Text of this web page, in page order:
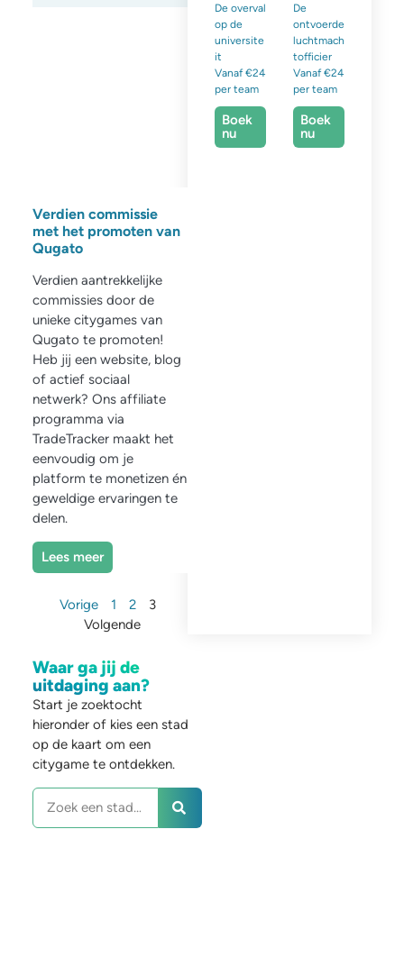
Verdien commissie
met het promoten van
Qugato
Verdien aantrekkelijke
commissies door de
unieke citygames van
Qugato te promoten!
Heb jij een website, blog
of actief sociaal
netwerk? Ons affiliate
programma via
TradeTracker maakt het
eenvoudig om je
platform te monetizen én
geweldige ervaringen te
delen.
Lees meer
Vorige 1 2
3
Volgende
De overval
op de
universite
it
Vanaf €24
per team
Boek
nu
De
ontvoerde
luchtmach
tofficier
Vanaf €24
per team
Boek
nu
Waar ga jij de
uitdaging aan?
Start je zoektocht
hieronder of kies een stad
op de kaart om een
citygame te ontdekken.